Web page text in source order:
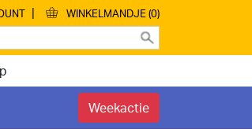
| WINKELMANDJE (0)
Weekactie